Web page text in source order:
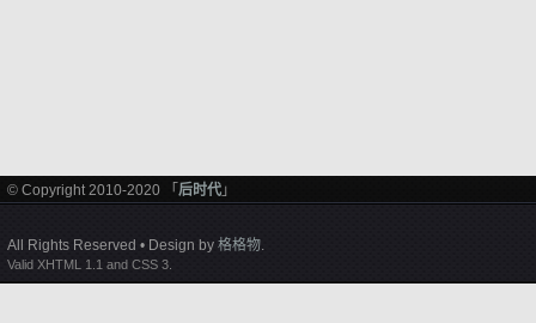
© Copyright 2010-2020 「 后时代 」
All Rights Reserved • Design by 格格物.
Valid XHTML 1.1 and CSS 3.